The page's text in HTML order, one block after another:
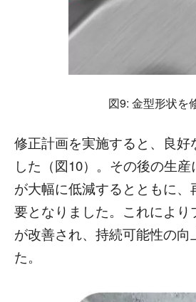
図9: 金型形状を
修正計画を実施すると、良好
した（図10）。その後の生
が大幅に低減するとともに、
要となりました。これにより
が改善され、持続可能性の向
た。